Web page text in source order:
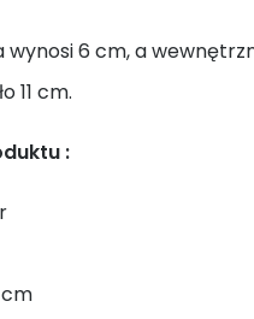
6 cm, a
11 cm.
:
cm